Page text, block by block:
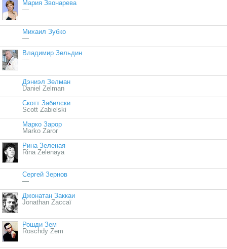
Мария Звонарева
—
Михаил Зубко
—
Владимир Зельдин
—
Дэниэл Зелман
Daniel Zelman
Скотт Забилски
Scott Zabielski
Марко Зарор
Marko Zaror
Рина Зеленая
Rina Zelenaya
Сергей Зернов
—
Джонатан Заккаи
Jonathan Zaccaï
Рошди Зем
Roschdy Zem